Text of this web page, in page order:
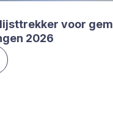
lijst­trek­ker voor
2026